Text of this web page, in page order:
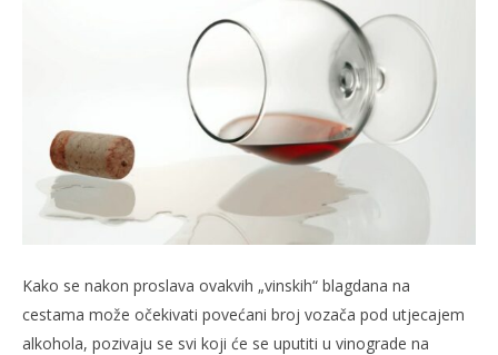
Kako se nakon proslava ovakvih „vinskih“ blagdana na
cestama može očekivati povećani broj vozača pod utjecajem
alkohola, pozivaju se svi koji će se uputiti u vinograde na